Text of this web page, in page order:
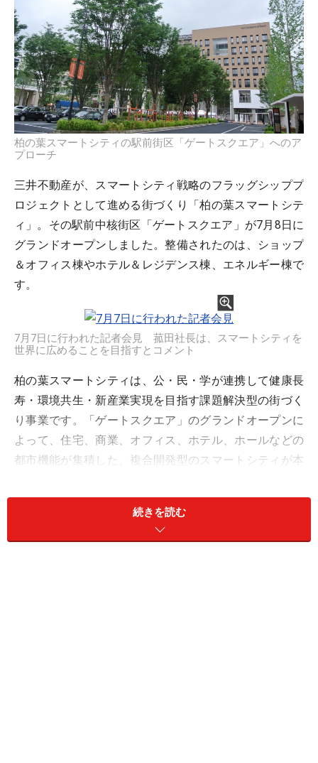
柏の葉スマートシティの駅前街区「ゲートスクエア」へのア
プローチ
三井不動産が、スマートシティ戦略のフラッグシッププ
ロジェクトとして進める街づくり「柏の葉スマートシテ
ィ」。その駅前中核街区「ゲートスクエア」が7月8日に
グランドオープンしました。整備されたのは、ショップ
＆オフィス棟やホテル＆レジデンス棟、エネルギー棟で
す。
7月7日に行われた記者会見 菰田社長は、スマートシティを
世界に広めることを目指すとコメント
柏の葉スマートシティは、公・民・学が連携して健康長
寿・環境共生・新産業実現を目指す課題解決型の街づく
り事業です。「ゲートスクエア」のグランドオープンに
よって、住宅、商業、オフィス、ホテル、ホールなどの
都市機能が集積した、複合開発型のスマートシティが本
三井ガーデンホテル柏の葉や賃貸住宅なども入るゲートスク
エアのホテル＆レジデンス棟
続きを読む